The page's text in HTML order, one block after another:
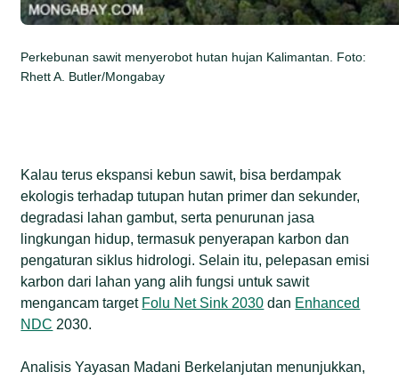
Perkebunan sawit menyerobot hutan hujan Kalimantan. Foto:
Rhett A. Butler/Mongabay
Kalau terus ekspansi kebun sawit, bisa berdampak
ekologis terhadap tutupan hutan primer dan sekunder,
degradasi lahan gambut, serta penurunan jasa
lingkungan hidup, termasuk penyerapan karbon dan
pengaturan siklus hidrologi. Selain itu, pelepasan emisi
karbon dari lahan yang alih fungsi untuk sawit
mengancam target Folu Net Sink 2030 dan Enhanced
NDC 2030.
Analisis Yayasan Madani Berkelanjutan menunjukkan,